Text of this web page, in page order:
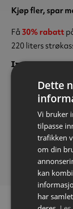
Kjøp fler, spar
Få 30% rabatt
220 liters
Innhold:
1 stk
3 sekkerLeca
NB: Pakketilbud
Grønn
Dette
Vi bruker
tilpasse
trafikken
om din
kan
har